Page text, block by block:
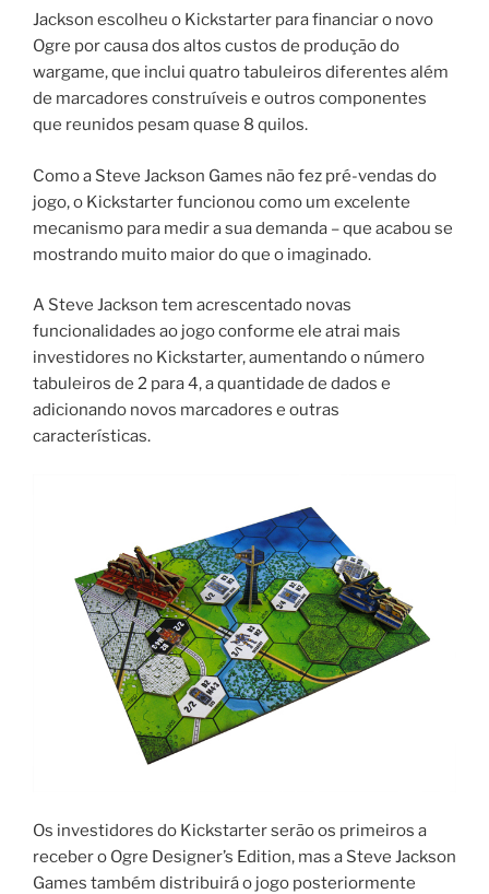
Jackson escolheu o Kickstarter para financiar o novo
Ogre por causa dos altos custos de produção do
wargame, que inclui quatro tabuleiros diferentes além
de marcadores construíveis e outros componentes
que reunidos pesam quase 8 quilos.
Como a Steve Jackson Games não fez pré-vendas do
jogo, o Kickstarter funcionou como um excelente
mecanismo para medir a sua demanda – que acabou se
mostrando muito maior do que o imaginado.
A Steve Jackson tem acrescentado novas
funcionalidades ao jogo conforme ele atrai mais
investidores no Kickstarter, aumentando o número
tabuleiros de 2 para 4, a quantidade de dados e
adicionando novos marcadores e outras
características.
Os investidores do Kickstarter serão os primeiros a
receber o Ogre Designer’s Edition, mas a Steve Jackson
Games também distribuirá o jogo posteriormente